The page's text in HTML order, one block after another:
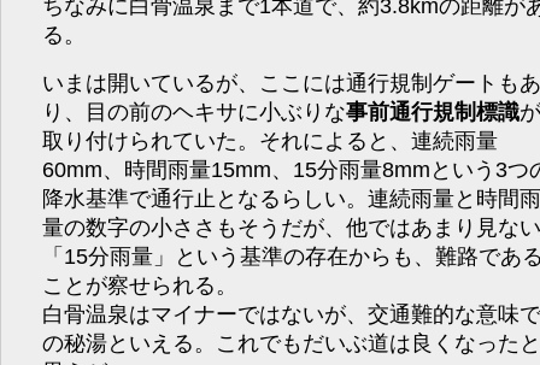
ちなみに白骨温泉まで1本道で、約3.8kmの距離が
る。
いまは開いているが、ここには通行規制ゲートも
り、目の前のヘキサに小ぶりな事前通行規制標識
取り付けられていた。それによると、連続雨量
60mm、時間雨量15mm、15分雨量8mmという3つ
降水基準で通行止となるらしい。連続雨量と時間
量の数字の小ささもそうだが、他ではあまり見な
「15分雨量」という基準の存在からも、難路であ
ことが察せられる。
白骨温泉はマイナーではないが、交通難的な意味
の秘湯といえる。これでもだいぶ道は良くなった